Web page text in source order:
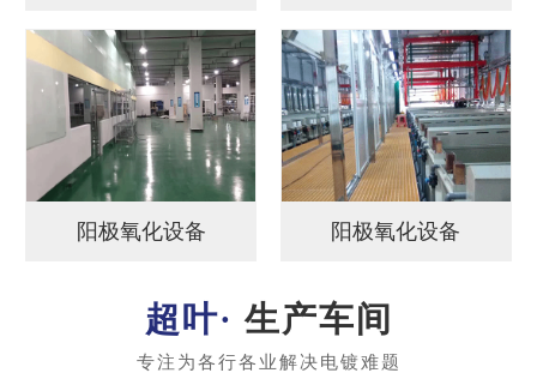
阳极氧化设备 阳极氧化设备
生产车间